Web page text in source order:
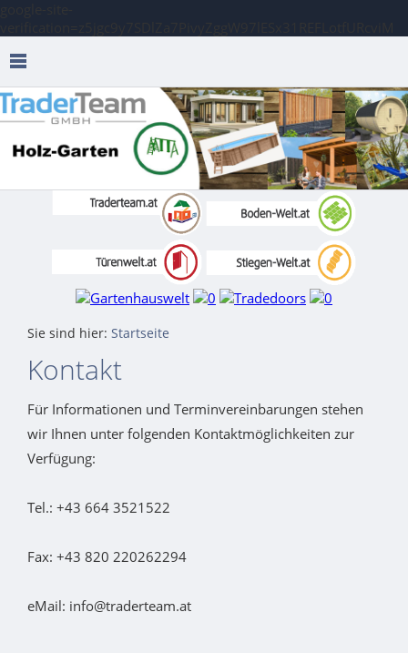
Sie sind hier: Startseite
Kontakt
Für Informationen und Terminvereinbarungen stehen
wir Ihnen unter folgenden Kontaktmöglichkeiten zur
Verfügung:
Tel.: +43 664 3521522
Fax: +43 820 220262294
eMail: info@traderteam.at